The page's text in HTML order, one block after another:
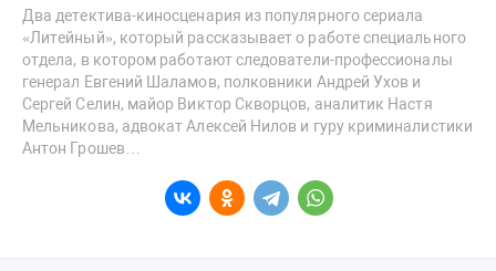
Два детектива-киносценария из популярного сериала
«Литейный», который рассказывает о работе специального
отдела, в котором работают следователи-профессионалы
генерал Евгений Шаламов, полковники Андрей Ухов и
Сергей Селин, майор Виктор Скворцов, аналитик Настя
Мельникова, адвокат Алексей Нилов и гуру криминалистики
Антон Грошев…